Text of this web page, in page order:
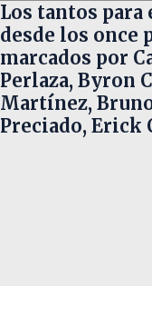
Los tantos para
desde los once
marcados por
Perlaza, Byron
Martínez,
Preciado, Erick